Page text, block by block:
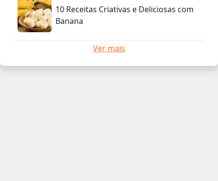
10 Receitas Criativas e Deliciosas com
Banana
Ver mais